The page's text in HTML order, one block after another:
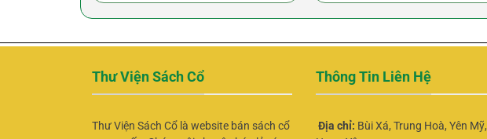
Thư Viện Sách Cổ
Thư Viện Sách Cổ là website bán sách cổ
Thông Tin Liên Hệ
Địa chỉ: Bùi Xá, Trung Hoà, Yên Mỹ,